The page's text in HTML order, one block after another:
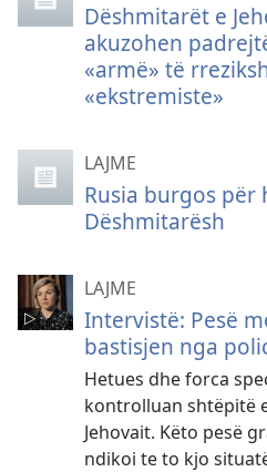
Dëshmitarët e
akuzohen
«armë» të
«ekstremiste»
LAJME
Rusia burgos
Dëshmitarësh
LAJME
Intervistë: Pesë
bastisjen nga
Hetues dhe forca
kontrolluan shtëpitë
Jehovait. Këto pesë
ndikoi te to kjo